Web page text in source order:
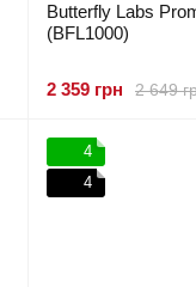
Butterfly Labs
(BFL1000)
2 649
2 359 грн
4
4